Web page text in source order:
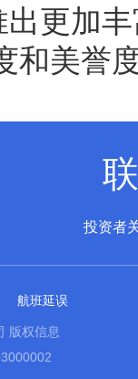
更加
和美誉
投资者
航班延误
版权信息